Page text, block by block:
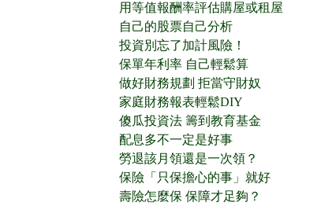
用等值報酬率評估購屋或租屋
自己的股票自己分析
投資別忘了加計風險！
保單年利率 自己輕鬆算
做好財務規劃 拒當守財奴
家庭財務報表輕鬆DIY
傻瓜投資法 籌到教育基金
配息多不一定是好事
勞退該月領還是一次領？
保險「只保擔心的事」就好
壽險怎麼保 保障才足夠？